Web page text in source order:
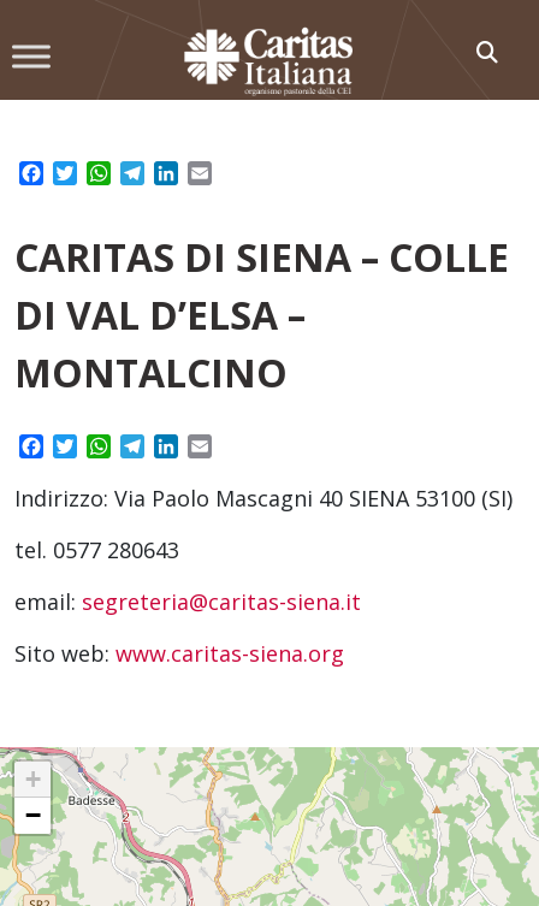
to
Facebook
TwitterWhatsApp
TelegramLinkedIn
CARITAS DI SIENA – COLLE
DI VAL D’ELSA –
MONTALCINO
Facebook
TwitterWhatsApp
TelegramLinkedIn
Indirizzo: Via Paolo Mascagni 40 SIENA 53100 (SI)
tel. 0577 280643
email: segreteria@caritas-siena.it
Sito web: www.caritas-siena.org
+
−